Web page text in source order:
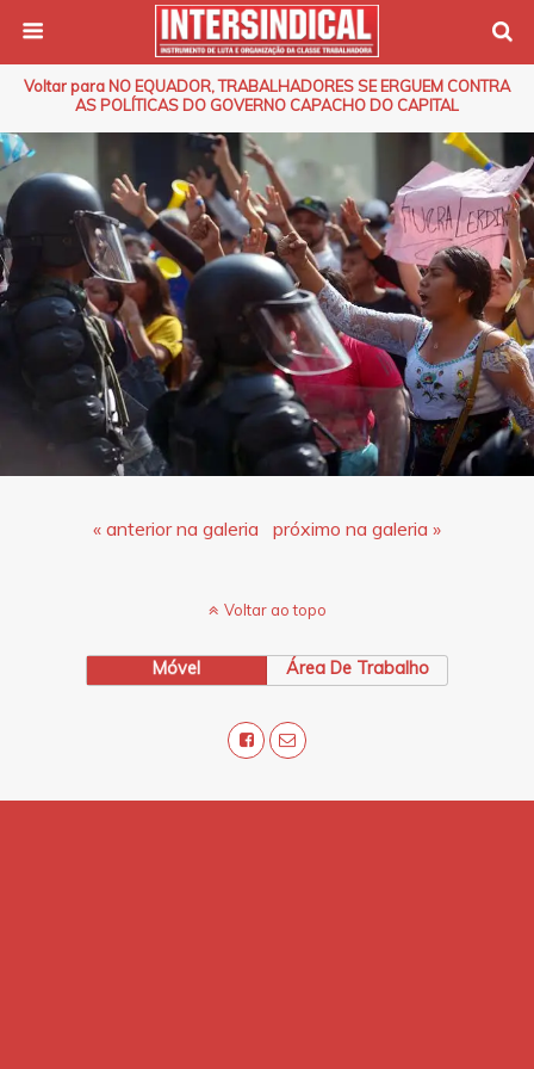
Voltar para NO EQUADOR, TRABALHADORES SE ERGUEM CONTRA
AS POLÍTICAS DO GOVERNO CAPACHO DO CAPITAL
« anterior na galeria próximo na galeria »
Voltar ao topo
Móvel Área De Trabalho